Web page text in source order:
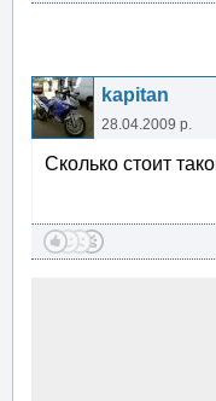
kapitan
28.04.2009 р.
Сколько стоит